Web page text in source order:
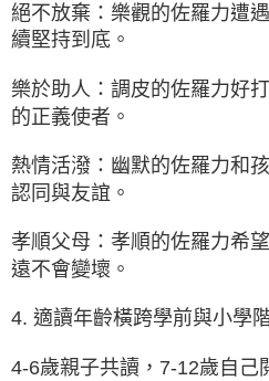
絕不放棄：樂觀的佐羅力遭
續堅持到底。
樂於助人：調皮的佐羅力好
的正義使者。
熱情活潑：幽默的佐羅力和
認同與友誼。
孝順父母：孝順的佐羅力希
遠不會變壞。
4. 適讀年齡橫跨學前與小學
4-6歲親子共讀，7-12歲自己